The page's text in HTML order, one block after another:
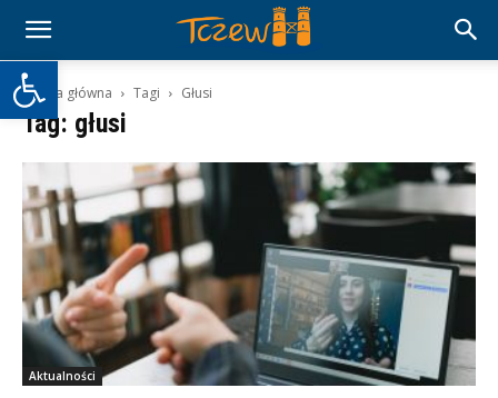
Otwórz pasek narzędzi
Strona główna Tagi Głusi
Tag: głusi
Aktualności